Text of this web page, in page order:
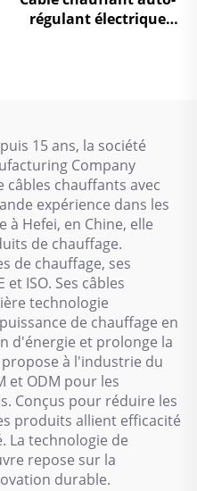
régulant électrique
15 ans, la société
Company
câbles chauffants avec
expérience dans les
à Hefei, en Chine, elle
de chauffage.
de chauffage, ses
ISO. Ses câbles
technologie
de chauffage en
d'énergie et prolonge la
propose à l'industrie du
et ODM pour les
Conçus pour réduire les
produits allient efficacité
La technologie de
repose sur la
durable.